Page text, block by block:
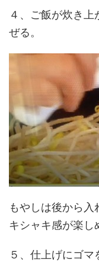
４、ご飯が炊き
ぜる。
もやしは後から入
キシャキ感が楽し
５、仕上げにゴマ